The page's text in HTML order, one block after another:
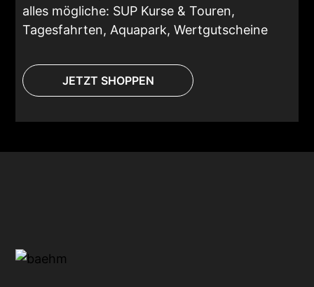
alles mögliche: SUP Kurse & Touren,
Tagesfahrten, Aquapark, Wertgutscheine
JETZT SHOPPEN